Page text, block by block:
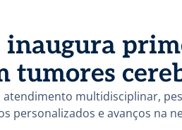
inaugura
tumores
multidisciplinar,
personalizados e avanços na